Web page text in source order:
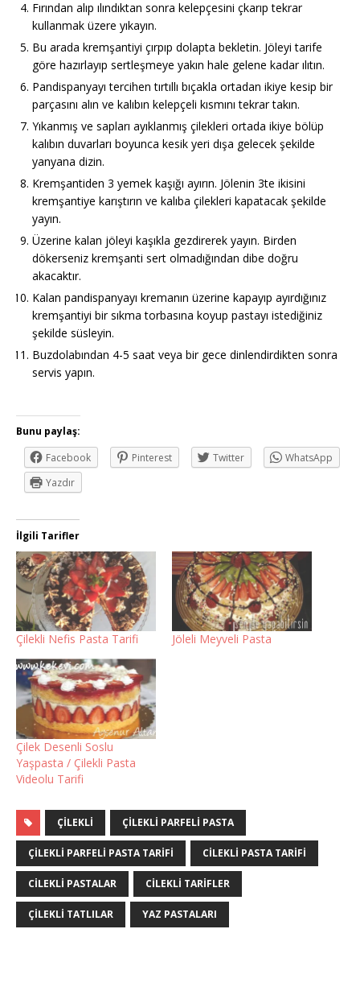
Fırından alıp ılındıktan sonra kelepçesini çkarıp tekrar
kullanmak üzere yıkayın.
Bu arada kremşantiyi çırpıp dolapta bekletin. Jöleyi tarife
göre hazırlayıp sertleşmeye yakın hale gelene kadar ılıtın.
Pandispanyayı tercihen tırtıllı bıçakla ortadan ikiye kesip bir
parçasını alın ve kalıbın kelepçeli kısmını tekrar takın.
Yıkanmış ve sapları ayıklanmış çilekleri ortada ikiye bölüp
kalıbın duvarları boyunca kesik yeri dışa gelecek şekilde
yanyana dizin.
Kremşantiden 3 yemek kaşığı ayırın. Jölenin 3te ikisini
kremşantiye karıştırın ve kalıba çilekleri kapatacak şekilde
yayın.
Üzerine kalan jöleyi kaşıkla gezdirerek yayın. Birden
dökerseniz kremşanti sert olmadığından dibe doğru
akacaktır.
Kalan pandispanyayı kremanın üzerine kapayıp ayırdığınız
kremşantiyi bir sıkma torbasına koyup pastayı istediğiniz
şekilde süsleyin.
Buzdolabından 4-5 saat veya bir gece dinlendirdikten sonra
servis yapın.
Bunu paylaş:
Facebook
Pinterest Twitter
WhatsApp
Yazdır
İlgili Tarifler
Çilekli Nefis Pasta Tarifi Jöleli Meyveli Pasta
Çilek Desenli Soslu
Yaşpasta / Çilekli Pasta
Videolu Tarifi
ÇILEKLI ÇILEKLI PARFELI PASTA
ÇILEKLI PARFELI PASTA TARIFI CILEKLI PASTA TARIFI
CILEKLI PASTALAR CILEKLI TARIFLER
ÇILEKLI TATLILAR YAZ PASTALARI